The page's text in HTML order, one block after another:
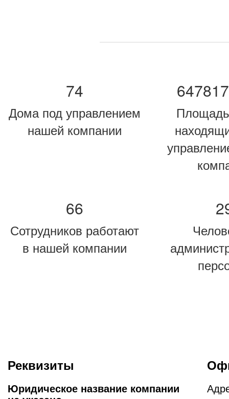
74
Дома под управлением
нашей компании
66
Сотрудников работают
в нашей компании
Реквизиты
Юридическое название компании